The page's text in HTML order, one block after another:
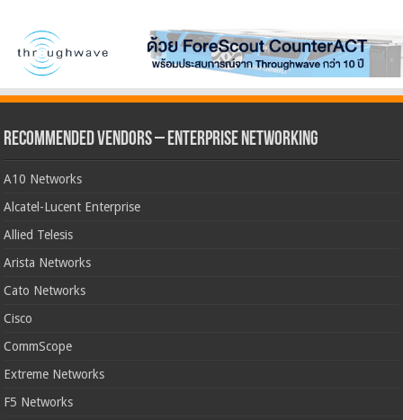
Recommended Vendors – Enterprise Networking
A10 Networks
Alcatel-Lucent Enterprise
Allied Telesis
Arista Networks
Cato Networks
Cisco
CommScope
Extreme Networks
F5 Networks